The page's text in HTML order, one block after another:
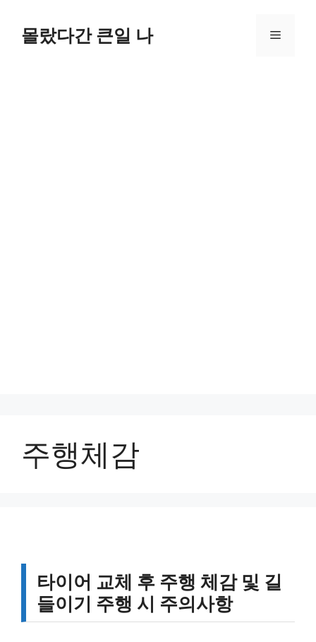
몰랐다간 큰일 나 메
주행체감
타이어 교체 후 주행 체감 및 길
들이기 주행 시 주의사항